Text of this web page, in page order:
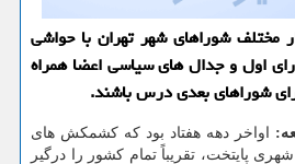
مختلف شوراهای شهر تهران با حواشی
اول و جدال های سیاسی اعضا همراه
شوراهای بعدی درس باشند.
اواخر دهه هفتاد بود که کشمکش های
پایتخت، تقریباً تمام کشور را درگیر